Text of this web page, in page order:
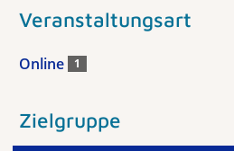
Veranstaltungsart
Online 1
Zielgruppe